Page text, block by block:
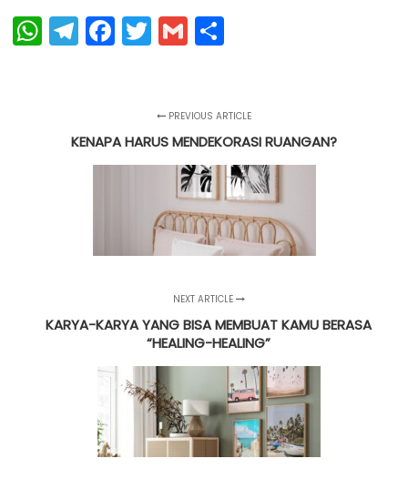
WhatsApp
Telegram
Facebook
Twitter
Gmail
PREVIOUS ARTICLE
KENAPA HARUS MENDEKORASI RUANGAN?
NEXT ARTICLE
KARYA-KARYA YANG BISA MEMBUAT KAMU BERASA
“HEALING-HEALING”